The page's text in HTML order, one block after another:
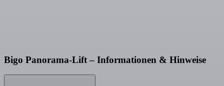
Bigo Panorama-Lift – Informationen & Hinweise